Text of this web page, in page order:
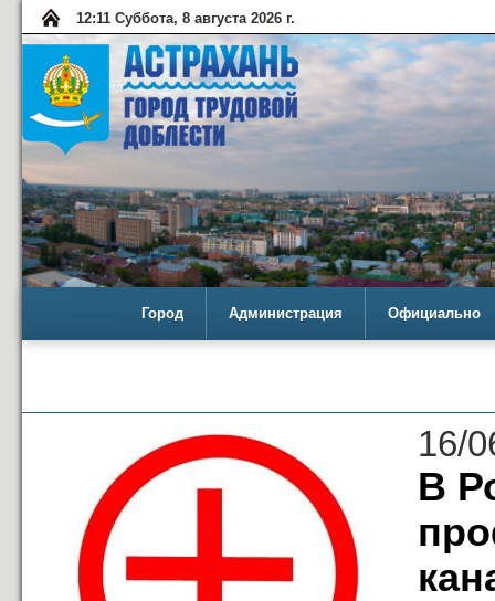
12:11 Суббота, 8 августа 2026 г.
Город Администрация Официально
16/
В